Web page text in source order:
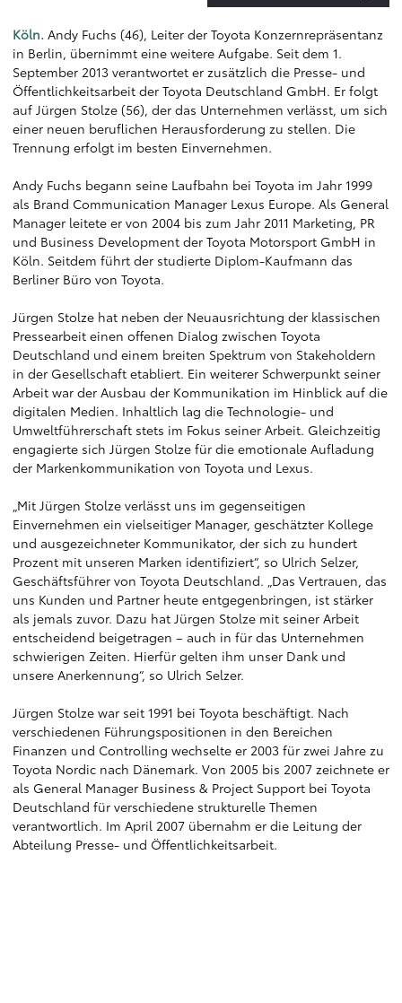
Köln. Andy Fuchs (46), Leiter der Toyota Konzernrepräsentanz
in Berlin, übernimmt eine weitere Aufgabe. Seit dem 1.
September 2013 verantwortet er zusätzlich die Presse- und
Öffentlichkeitsarbeit der Toyota Deutschland GmbH. Er folgt
auf Jürgen Stolze (56), der das Unternehmen verlässt, um sich
einer neuen beruflichen Herausforderung zu stellen. Die
Trennung erfolgt im besten Einvernehmen.
Andy Fuchs begann seine Laufbahn bei Toyota im Jahr 1999
als Brand Communication Manager Lexus Europe. Als General
Manager leitete er von 2004 bis zum Jahr 2011 Marketing, PR
und Business Development der Toyota Motorsport GmbH in
Köln. Seitdem führt der studierte Diplom-Kaufmann das
Berliner Büro von Toyota.
Jürgen Stolze hat neben der Neuausrichtung der klassischen
Pressearbeit einen offenen Dialog zwischen Toyota
Deutschland und einem breiten Spektrum von Stakeholdern
in der Gesellschaft etabliert. Ein weiterer Schwerpunkt seiner
Arbeit war der Ausbau der Kommunikation im Hinblick auf die
digitalen Medien. Inhaltlich lag die Technologie- und
Umweltführerschaft stets im Fokus seiner Arbeit. Gleichzeitig
engagierte sich Jürgen Stolze für die emotionale Aufladung
der Markenkommunikation von Toyota und Lexus.
„Mit Jürgen Stolze verlässt uns im gegenseitigen
Einvernehmen ein vielseitiger Manager, geschätzter Kollege
und ausgezeichneter Kommunikator, der sich zu hundert
Prozent mit unseren Marken identifiziert“, so Ulrich Selzer,
Geschäftsführer von Toyota Deutschland. „Das Vertrauen, das
uns Kunden und Partner heute entgegenbringen, ist stärker
als jemals zuvor. Dazu hat Jürgen Stolze mit seiner Arbeit
entscheidend beigetragen – auch in für das Unternehmen
schwierigen Zeiten. Hierfür gelten ihm unser Dank und
unsere Anerkennung“, so Ulrich Selzer.
Jürgen Stolze war seit 1991 bei Toyota beschäftigt. Nach
verschiedenen Führungspositionen in den Bereichen
Finanzen und Controlling wechselte er 2003 für zwei Jahre zu
Toyota Nordic nach Dänemark. Von 2005 bis 2007 zeichnete er
als General Manager Business & Project Support bei Toyota
Deutschland für verschiedene strukturelle Themen
verantwortlich. Im April 2007 übernahm er die Leitung der
Abteilung Presse- und Öffentlichkeitsarbeit.